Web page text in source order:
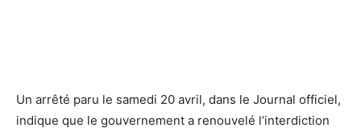
Un arrêté paru le samedi 20 avril, dans le Journal officiel,
indique que le gouvernement a renouvelé l’interdiction